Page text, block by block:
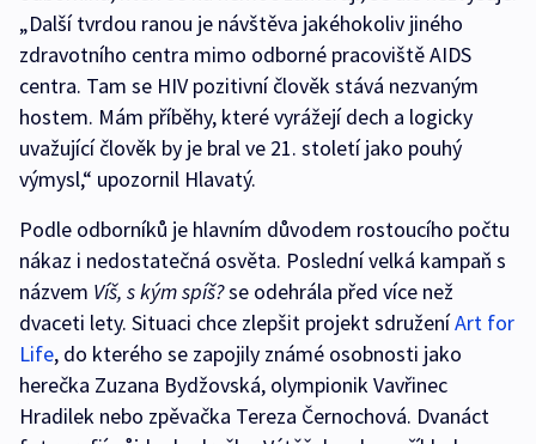
„Další tvrdou ranou je návštěva jakéhokoliv jiného
zdravotního centra mimo odborné pracoviště AIDS
centra. Tam se HIV pozitivní člověk stává nezvaným
hostem. Mám příběhy, které vyrážejí dech a logicky
uvažující člověk by je bral ve 21. století jako pouhý
výmysl,“ upozornil Hlavatý.
Podle odborníků je hlavním důvodem rostoucího počtu
nákaz i nedostatečná osvěta. Poslední velká kampaň s
názvem Víš, s kým spíš?se odehrála před více než
dvaceti lety. Situaci chce zlepšit projekt sdruženíArt for
Life, do kterého se zapojily známé osobnosti jako
herečka Zuzana Bydžovská, olympionik Vavřinec
Hradilek nebo zpěvačka Tereza Černochová. Dvanáct